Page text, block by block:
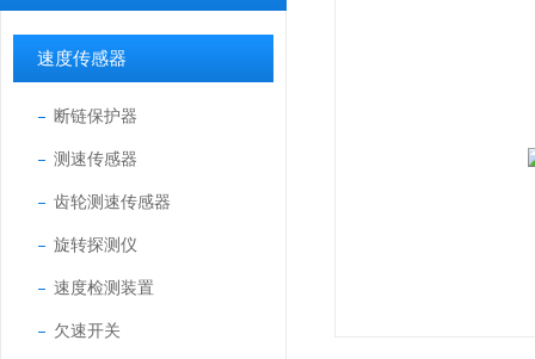
速度传感器
断链保护器
测速传感器
齿轮测速传感器
旋转探测仪
速度检测装置
欠速开关